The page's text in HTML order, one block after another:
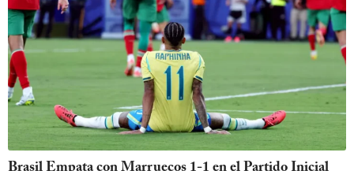
Brasil Empata con Marruecos 1-1 en el Partido Inicial